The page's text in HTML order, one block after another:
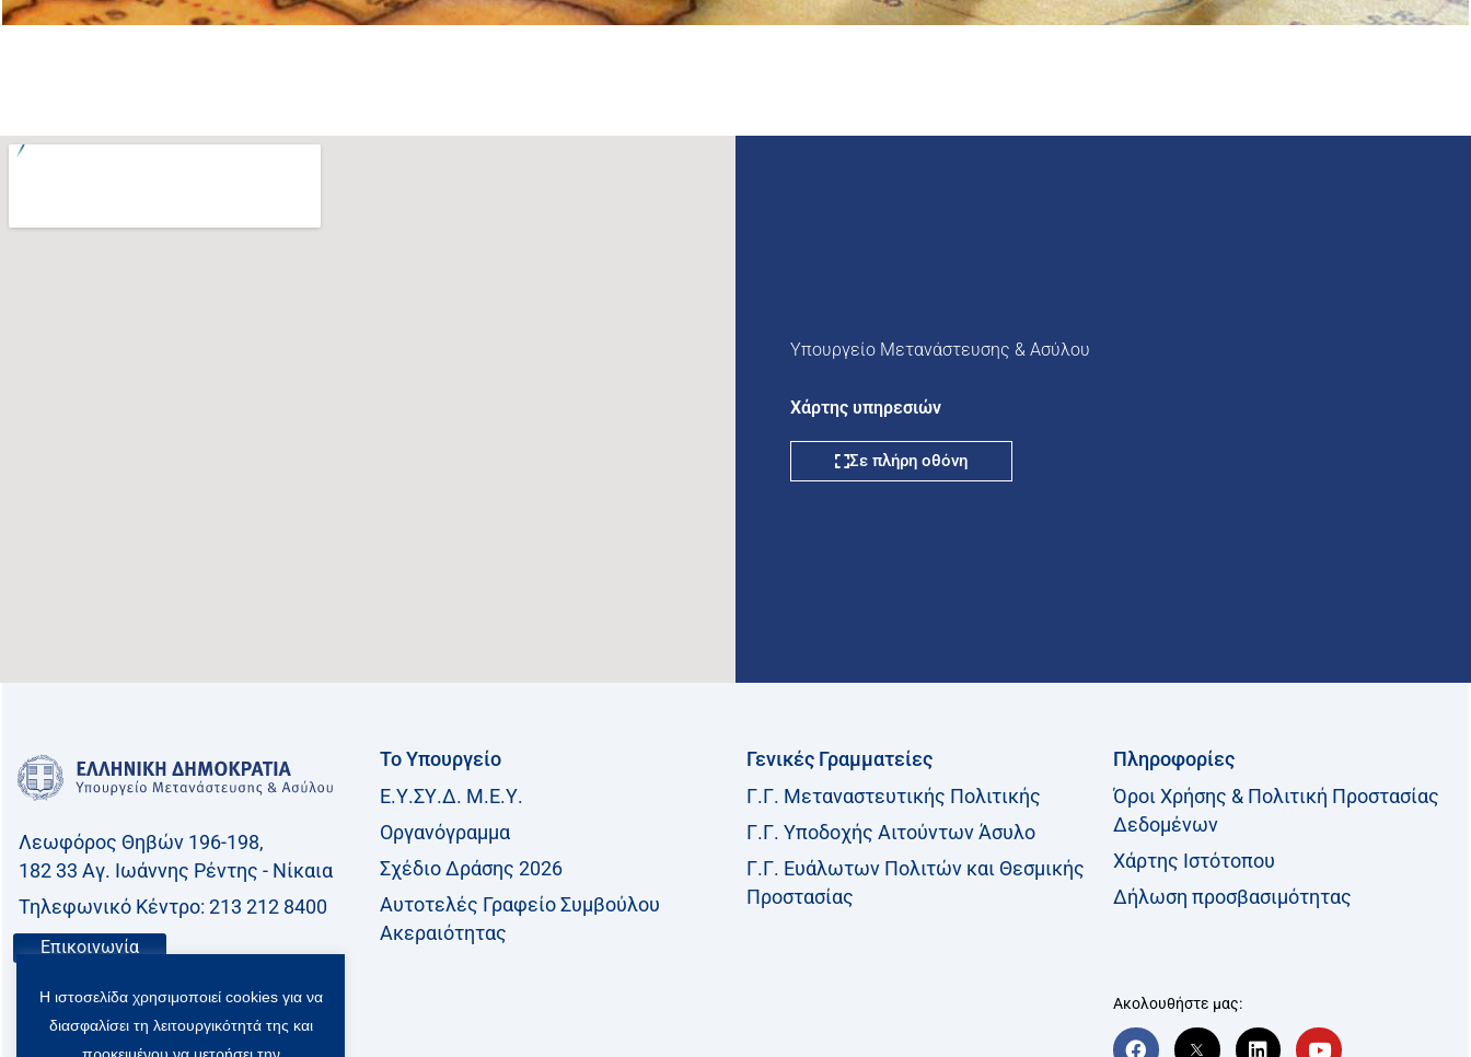
Υπουργείο Μετανάστευσης & Ασύλου
Χάρτης υπηρεσιών
Σε πλήρη οθόνη
Λεωφόρος Θηβών 196-198,
182 33 Aγ. Ιωάννης Ρέντης - Νίκαια
Τηλεφωνικό Kέντρο: 213 212 8400
Επικοινωνία
Το Υπουργείο
Ε.Υ.ΣΥ.Δ. Μ.Ε.Υ.
Οργανόγραμμα
Σχέδιο Δράσης 2026
Αυτοτελές Γραφείο Συμβούλου
Ακεραιότητας
Γενικές Γραμματείες
Γ.Γ. Μεταναστευτικής Πολιτικής
Γ.Γ. Υποδοχής Αιτούντων Άσυλο
Γ.Γ. Ευάλωτων Πολιτών και Θεσμικής
Προστασίας
Πληροφορίες
Όροι Χρήσης & Πολιτική Προστασίας
Δεδομένων
Χάρτης Ιστότοπου
Δήλωση προσβασιμότητας
Ακολουθήστε μας:
F T L Y
Η ιστοσελίδα χρησιμοποιεί cookies για να
διασφαλίσει τη λειτουργικότητά της και
προκειμένου να μετρήσει την